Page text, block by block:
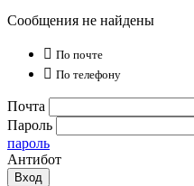
Сообщения не найдены
 По почте
 По телефону
Почта
Пароль
пароль
Антибот
Вход